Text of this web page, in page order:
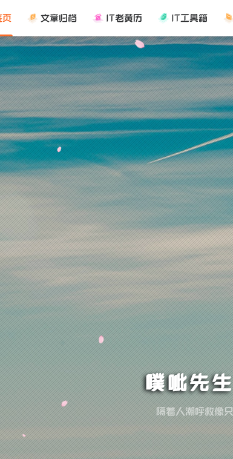
页 文章归档 IT老黄历 IT工具箱
噗呲先
隔着人潮呼救像